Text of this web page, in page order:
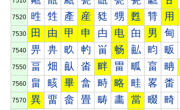
7520 甠 甡 產 産 甤 甥 甦 甧 用
7530 田 由 甲 申 甴 电 甶 男 甸
7540 畀 畁 畂 畃 畄 畅 畆 畇 畈
7550 畐 畑 畒 畓 畔 畕 畖 畗 畘
7560 畠 畡 畢 畣 畤 略 畦 畧 畨
7570 異 畱 畲 畳 畴 畵 當 畷 畸